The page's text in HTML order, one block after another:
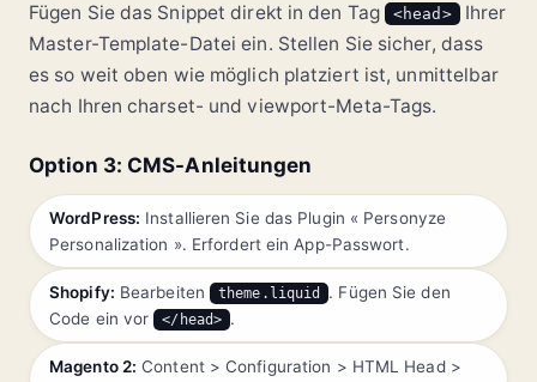
Fügen Sie das Snippet direkt in den Tag <head> Ihrer
Master-Template-Datei ein. Stellen Sie sicher, dass
es so weit oben wie möglich platziert ist, unmittelbar
nach Ihren charset- und viewport-Meta-Tags.
Option 3: CMS-Anleitungen
WordPress: Installieren Sie das Plugin « Personyze
Personalization ». Erfordert ein App-Passwort.
Shopify: Bearbeiten theme.liquid
. Fügen Sie den
Code ein vor </head> .
Magento 2: Content > Configuration > HTML Head >